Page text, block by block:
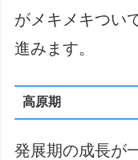
がメキメキつい
進みます。
高原期
発展期の成長が